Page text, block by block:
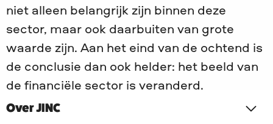
niet alleen belangrijk zijn binnen deze
sector, maar ook daarbuiten van grote
waarde zijn. Aan het eind van de ochtend is
de conclusie dan ook helder: het beeld van
de financiële sector is veranderd.
Over JINC